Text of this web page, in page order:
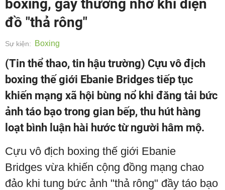
boxing, gây thương nhớ khi diện
đồ "thả rông"
Sự kiện: Boxing
(Tin thể thao, tin hậu trường) Cựu vô địch
boxing thế giới Ebanie Bridges tiếp tục
khiến mạng xã hội bùng nổ khi đăng tải bức
ảnh táo bạo trong gian bếp, thu hút hàng
loạt bình luận hài hước từ người hâm mộ.
Cựu vô địch boxing thế giới Ebanie
Bridges vừa khiến cộng đồng mạng chao
đảo khi tung bức ảnh "thả rông" đầy táo bạo